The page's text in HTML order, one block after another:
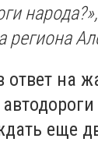
региона
на
еще